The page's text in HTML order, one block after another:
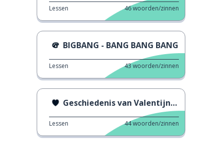
Lessen 46woorden/zinnen
BIGBANG - BANG BANG BANG
Lessen 43woorden/zinnen
Geschiedenis van Valentijnsdag
Lessen 44woorden/zinnen